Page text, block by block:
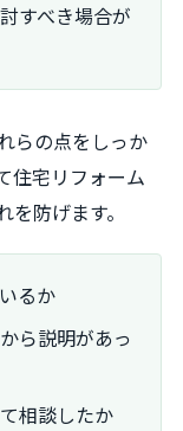
すべき場合が
らの点をしっか
住宅リフォーム
防げます。
るか
ら説明があっ
相談したか